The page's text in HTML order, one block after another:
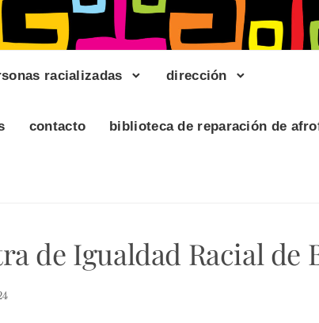
racializadas dirección
contacto biblioteca de reparación de
de Igualdad Racial de